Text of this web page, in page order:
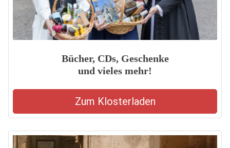
Bücher, CDs, Geschenke
und vieles mehr!
Zum Klosterladen